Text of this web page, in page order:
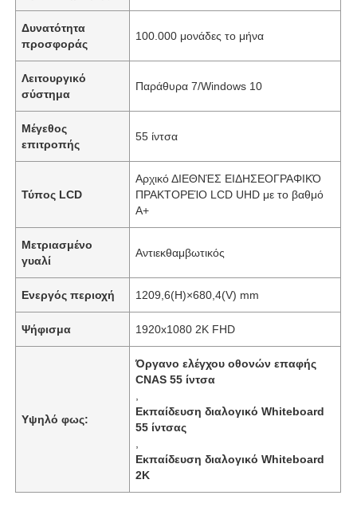
Δυνατότητα
προσφοράς
100.000 μονάδες το μήνα
Λειτουργικό
σύστημα
Παράθυρα 7/Windows 10
Μέγεθος
επιτροπής
55 ίντσα
Τύπος LCD
Αρχικό ΔΙΕΘΝΈΣ ΕΙΔΗΣΕΟΓΡΑΦΙΚΌ
ΠΡΑΚΤΟΡΕΊΟ LCD UHD με το βαθμό
A+
Μετριασμένο
γυαλί
Αντιεκθαμβωτικός
Ενεργός περιοχή 1209,6(H)×680,4(V) mm
Ψήφισμα 1920x1080 2K FHD
Υψηλό φως:
Όργανο ελέγχου οθονών επαφής
CNAS 55 ίντσα
Εκπαίδευση διαλογικό Whiteboard
55 ίντσας
Εκπαίδευση διαλογικό Whiteboard
2K